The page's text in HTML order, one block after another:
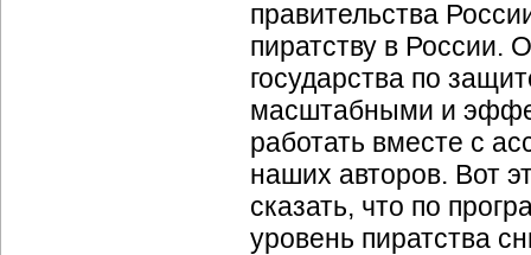
правительства
пиратству в России.
государства по
масштабными и
работать вместе с
наших авторов. Вот
сказать, что по
уровень пиратства